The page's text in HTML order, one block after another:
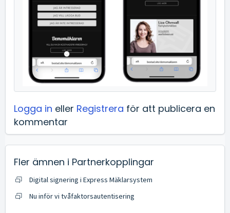
Logga in eller Registrera för att publicera en
kommentar
Fler ämnen i Partnerkopplingar
Digital signering i Express Mäklarsystem
Nu inför vi tvåfaktorsautentisering